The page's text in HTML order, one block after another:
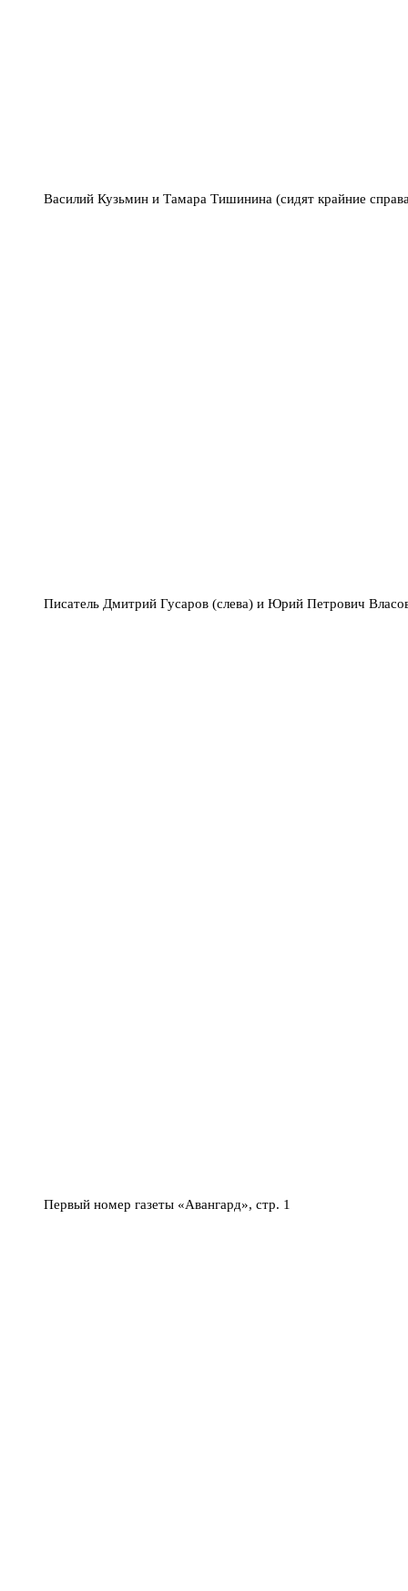
Василий Кузьмин и Тамара Тишинина (сидят крайние
Писатель Дмитрий Гусаров (слева) и Юрий Петрович
Первый номер газеты «Авангард», стр. 1